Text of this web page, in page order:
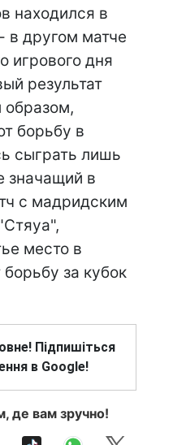
находился в
в другом матче
игрового дня
результат
образом,
борьбу в
сыграть лишь
значащий в
с мадридским
место в
за кубок
Підпишіться
в Google!
де вам зручно!